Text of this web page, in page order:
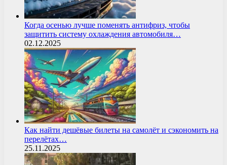
Когда осенью лучше поменять антифриз, чтобы
защитить систему охлаждения автомобиля…
02.12.2025
Как найти дешёвые билеты на самолёт и сэкономить на
перелётах…
25.11.2025